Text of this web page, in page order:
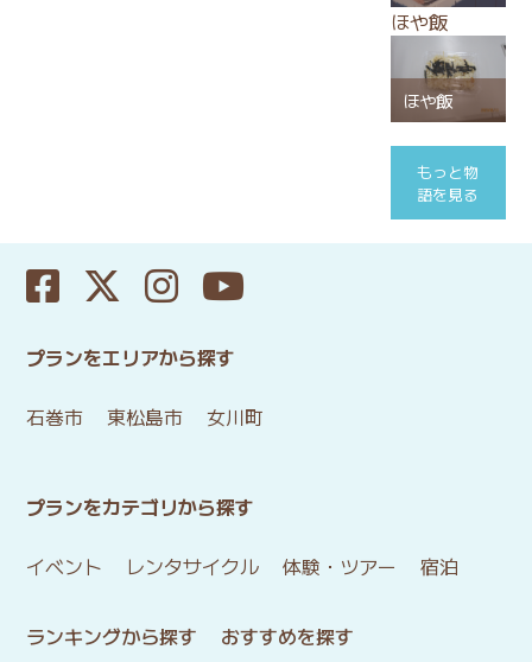
ほや飯
ほや飯
もっと物
語を見る
プランをエリアから探す
石巻市 東松島市 女川町
プランをカテゴリから探す
イベント レンタサイクル 体験・ツアー 宿泊
ランキングから探す おすすめを探す